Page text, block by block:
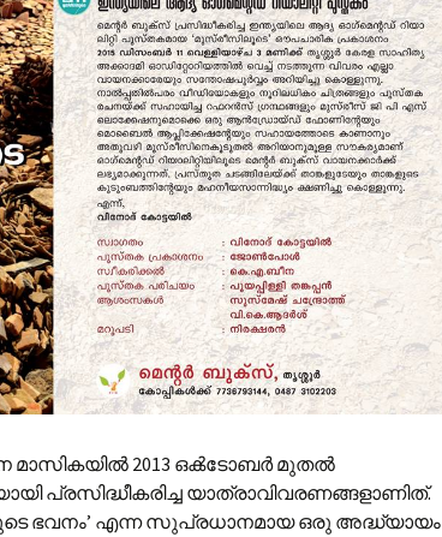
മാസികയിൽ 2013 ഒൿടോബർ മുതൽ
പ്രസിദ്ധീകരിച്ച യാത്രാവിവരണങ്ങളാണിത്.
ഭവനം’ എന്ന സുപ്രധാനമായ ഒരു അദ്ധ്യായം